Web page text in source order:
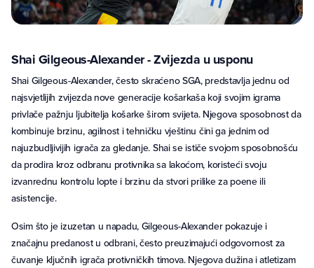
Shai Gilgeous-Alexander - Zvijezda u usponu
Shai Gilgeous-Alexander, često skraćeno SGA, predstavlja jednu od
najsvjetlijih zvijezda nove generacije košarkaša koji svojim igrama
privlače pažnju ljubitelja košarke širom svijeta. Njegova sposobnost da
kombinuje brzinu, agilnost i tehničku vještinu čini ga jednim od
najuzbudljivijih igrača za gledanje. Shai se ističe svojom sposobnošću
da prodira kroz odbranu protivnika sa lakoćom, koristeći svoju
izvanrednu kontrolu lopte i brzinu da stvori prilike za poene ili
asistencije.
Osim što je izuzetan u napadu, Gilgeous-Alexander pokazuje i
značajnu predanost u odbrani, često preuzimajući odgovornost za
čuvanje ključnih igrača protivničkih timova. Njegova dužina i atletizam